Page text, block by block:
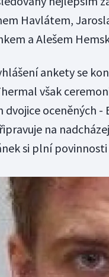
Havlátem,
a Alešem
ankety se
však
dvojice oceněných -
na
si plní